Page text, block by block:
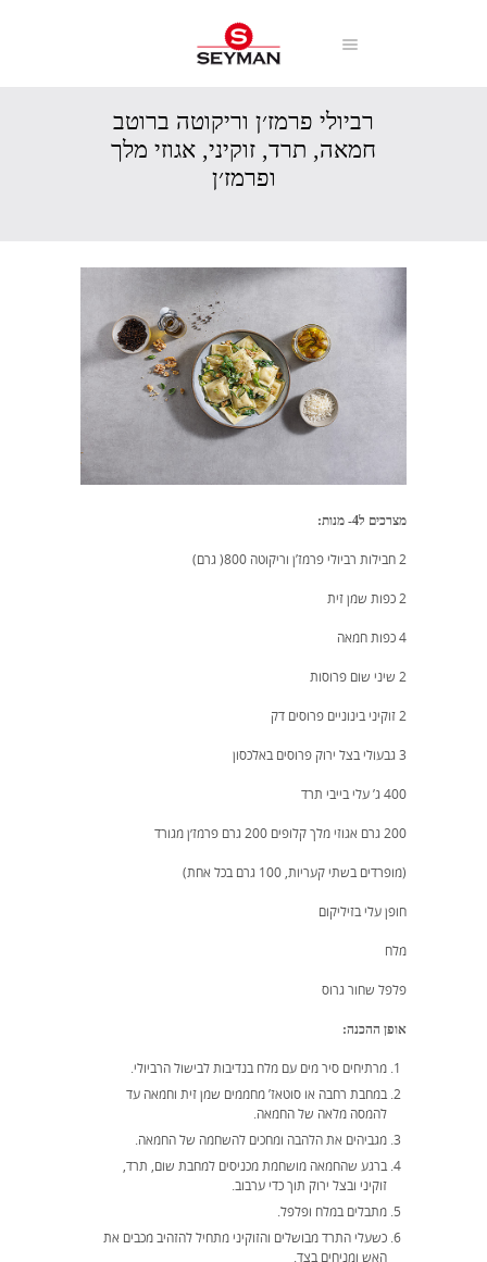
רביולי פרמז׳ן וריקוטה ברוטב
חמאה, תרד, זוקיני, אגוזי מלך
ופרמז׳ן
רביולי פרמז׳ן וריקוטה ברוטב חמאה, תרד, זוקיני...
מצרכים ל4- מנות:
2 חבילות רביולי פרמז’ן וריקוטה 800( גרם)
2 כפות שמן זית
4 כפות חמאה
2 שיני שום פרוסות
2 זוקיני בינוניים פרוסים דק
3 גבעולי בצל ירוק פרוסים באלכסון
400 ג’ עלי בייבי תרד
200 גרם אגוזי מלך קלופים 200 גרם פרמז׳ן מגורד
(מופרדים בשתי קעריות, 100 גרם בכל אחת)
חופן עלי בזיליקום
מלח
פלפל שחור גרוס
אופן ההכנה:
מרתיחים סיר מים עם מלח בנדיבות לבישול הרביולי.
במחבת רחבה או סוטאז’ מחממים שמן זית וחמאה עד
להמסה מלאה של החמאה.
מגביהים את הלהבה ומחכים להשחמה של החמאה.
ברגע שהחמאה מושחמת מכניסים למחבת שום, תרד,
זוקיני ובצל ירוק תוך כדי ערבוב.
מתבלים במלח ופלפל.
כשעלי התרד מבושלים והזוקיני מתחיל להזהיב מכבים את
האש ומניחים בצד.